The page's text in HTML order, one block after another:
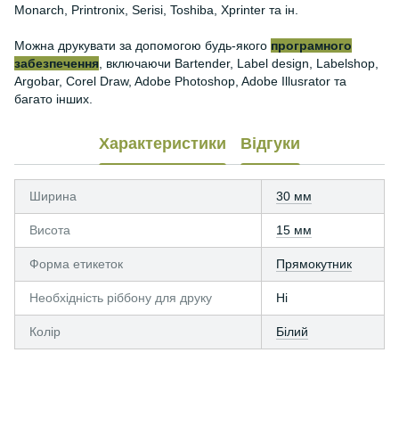
Monarch, Printronix, Serisi, Toshiba, Xprinter та ін.
Можна друкувати за допомогою будь-якого програмного
забезпечення , включаючи Bartender, Label design, Labelshop,
Argobar, Corel Draw, Adobe Photoshop, Adobe Illusrator та
багато інших.
Характеристики Відгуки
Ширина 30 мм
Висота 15 мм
Форма етикеток Прямокутник
Необхідність ріббону для друку Ні
Колір Білий